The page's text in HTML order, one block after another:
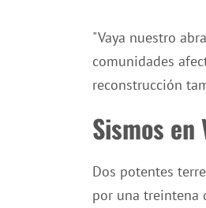
"Vaya nuestro
comunidades
reconstrucción
Sismos en
Dos potentes
por una treintena